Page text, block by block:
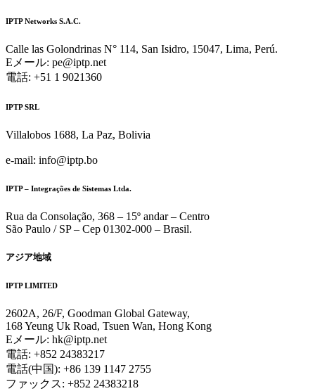
IPTP Networks S.A.C.
Calle las Golondrinas N° 114, San Isidro, 15047, Lima, Perú.
Eメール: pe
iptp.net
電話: +51 1 9021360
IPTP SRL
Villalobos 1688, La Paz, Bolivia
e-mail: info iptp.bo
IPTP – Integrações de Sistemas Ltda.
Rua da Consolação, 368 – 15º andar – Centro
São Paulo / SP – Cep 01302-000 – Brasil.
アジア地域
IPTP LIMITED
2602A, 26/F, Goodman Global Gateway,
168 Yeung Uk Road, Tsuen Wan, Hong Kong
Eメール: hk
iptp.net
電話: +852 24383217
電話(中国): +86 139 1147 2755
ファックス: +852 24383218